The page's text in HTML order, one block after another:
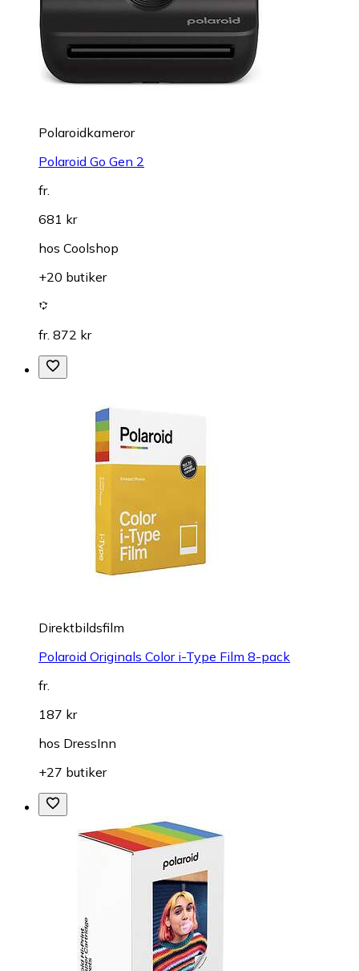
Polaroidkameror
Polaroid Go Gen 2
fr.
681 kr
hos Coolshop
+20 butiker
fr. 872 kr
Direktbildsfilm
Polaroid Originals Color i-Type Film 8-pack
fr.
187 kr
hos DressInn
+27 butiker